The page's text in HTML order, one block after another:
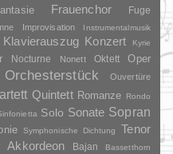
Frauenchor Fuge
Improvisation Instrumentalmusik
Klavierauszug Konzert Kyrie
Nocturne Nonett Oktett Oper
Orchesterstück Ouvertüre
Quintett Romanze Rondo
Solo Sonate Sopran
Symphonische Dichtung Tenor
Akkordeon Bajan Bassetthorn